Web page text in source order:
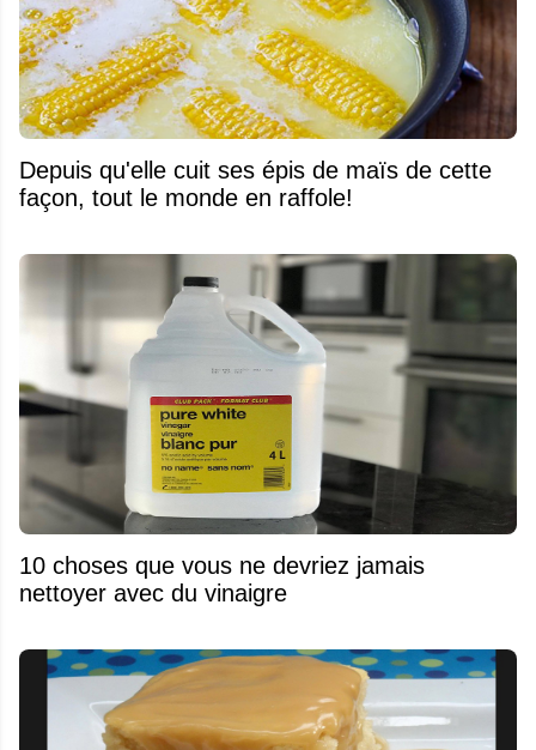
Depuis qu'elle cuit ses épis de maïs de cette
façon, tout le monde en raffole!
10 choses que vous ne devriez jamais
nettoyer avec du vinaigre